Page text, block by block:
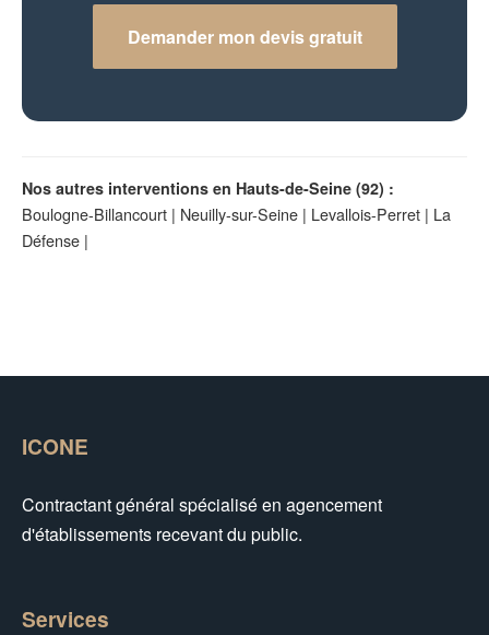
Demander mon devis gratuit
Nos autres interventions en Hauts-de-Seine (92) :
Boulogne-Billancourt | Neuilly-sur-Seine | Levallois-Perret | La
Défense |
ICONE
Contractant général spécialisé en agencement
d'établissements recevant du public.
Services